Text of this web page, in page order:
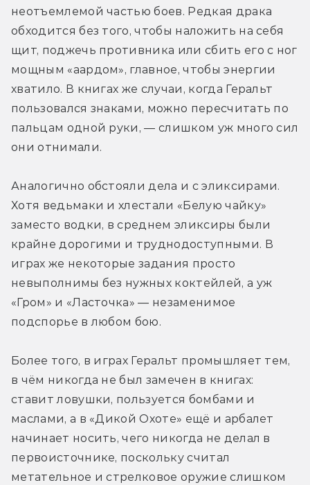
неотъемлемой частью боев. Редкая драка
обходится без того, чтобы наложить на себя
щит, поджечь противника или сбить его с ног
мощным «аардом», главное, чтобы энергии
хватило. В книгах же случаи, когда Геральт
пользовался знаками, можно пересчитать по
пальцам одной руки, — слишком уж много сил
они отнимали.
Аналогично обстояли дела и с эликсирами.
Хотя ведьмаки и хлестали «Белую чайку»
заместо водки, в среднем эликсиры были
крайне дорогими и труднодоступными. В
играх же некоторые задания просто
невыполнимы без нужных коктейлей, а уж
«Гром» и «Ласточка» — незаменимое
подспорье в любом бою.
Более того, в играх Геральт промышляет тем,
в чём никогда не был замечен в книгах:
ставит ловушки, пользуется бомбами и
маслами, а в «Дикой Охоте» ещё и арбалет
начинает носить, чего никогда не делал в
первоисточнике, поскольку считал
метательное и стрелковое оружие слишком